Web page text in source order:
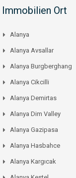
Immobilien Ort
Alanya
Alanya Avsallar
Alanya Burgberghang
Alanya Cikcilli
Alanya Demirtas
Alanya Dim Valley
Alanya Gazipasa
Alanya Hasbahce
Alanya Kargıcak